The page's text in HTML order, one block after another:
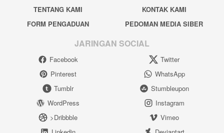
TENTANG KAMI
KONTAK KAMI
FORM PENGADUAN
PEDOMAN MEDIA SIBER
JARINGAN SOCIAL
Facebook
Twitter
Pinterest
WhatsApp
Tumblr
Stumbleupon
WordPress
Instagram
>Dribbble
Vimeo